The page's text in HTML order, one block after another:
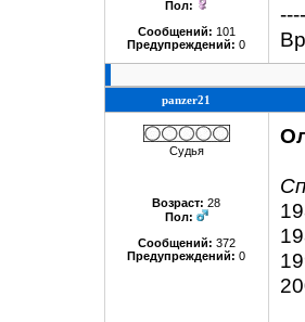
Пол:
Сообщений: 101
Предупреждений: 0
panzer21
Судья
Возраст: 28
Пол:
Сообщений: 372
Предупреждений: 0